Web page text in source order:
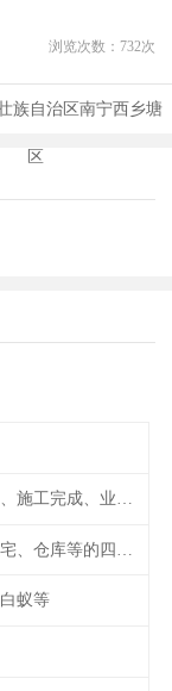
浏览次数： 732次
族自治区南宁西乡塘
区
蚁等